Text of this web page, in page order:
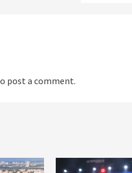
post a comment.